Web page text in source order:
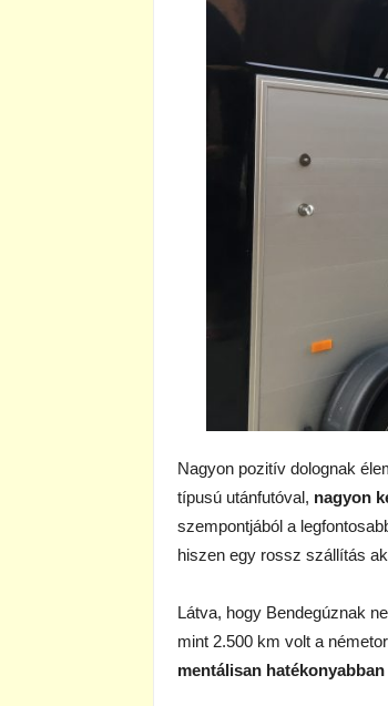
Nagyon pozitív dolognak
típusú utánfutóval, nagyon
szempontjából a
hiszen egy rossz szállítás
Látva, hogy Bendegúznak
mint 2.500 km volt a
mentálisan